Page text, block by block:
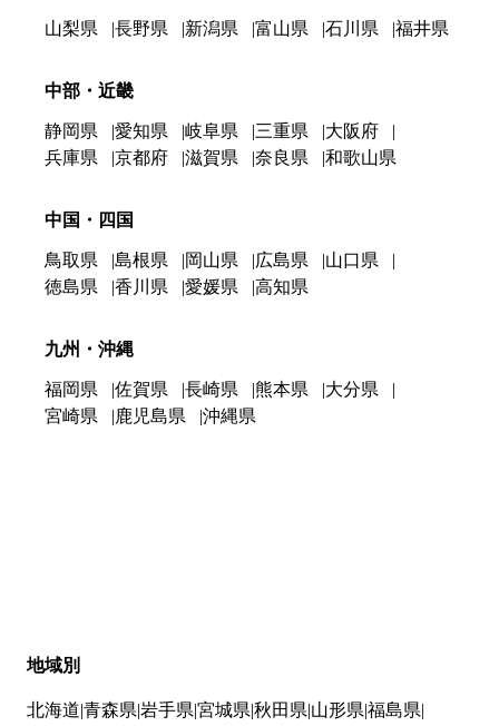
山梨県 長野県 新潟県 富山県 石川県 福井県
中部・近畿
静岡県 愛知県 岐阜県 三重県
大阪府
兵庫県
京都府 滋賀県 奈良県 和歌山県
中国・四国
鳥取県 島根県 岡山県 広島県
山口県
徳島県
香川県 愛媛県 高知県
九州・沖縄
福岡県 佐賀県 長崎県 熊本県
大分県
宮崎県
鹿児島県 沖縄県
地域別
北海道 青森県 岩手県 宮城県 秋田県 山形県 福島県